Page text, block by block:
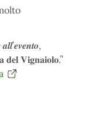
𝐕𝐢𝐠𝐧𝐚𝐢𝐨𝐥𝐨.”